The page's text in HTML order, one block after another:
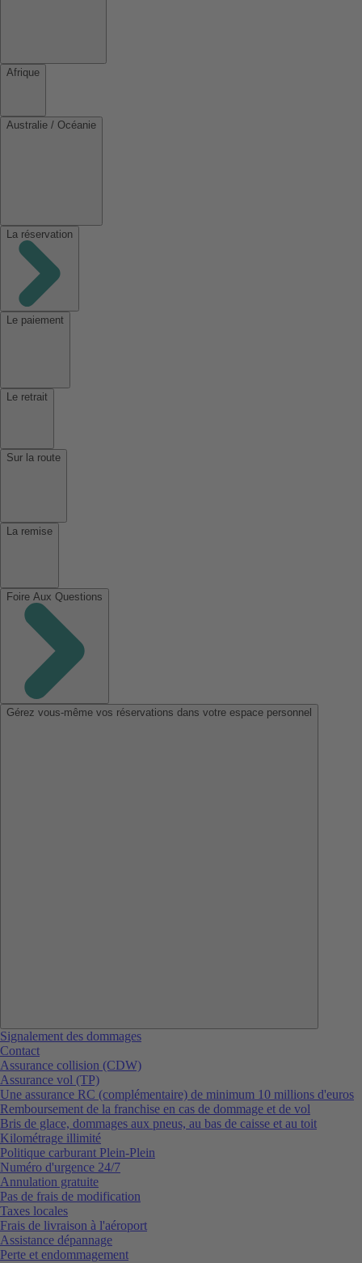
Afrique
Australie / Océanie
La réservation
Le paiement
Le retrait
Sur la route
La remise
Foire Aux Questions
Gérez vous-même vos réservations dans votre espace personnel
Signalement des dommages
Contact
Assurance collision (CDW)
Assurance vol (TP)
Une assurance RC (complémentaire) de minimum 10 millions d'euros
Remboursement de la franchise en cas de dommage et de vol
Bris de glace, dommages aux pneus, au bas de caisse et au toit
Kilométrage illimité
Politique carburant Plein-Plein
Numéro d'urgence 24/7
Annulation gratuite
Pas de frais de modification
Taxes locales
Frais de livraison à l'aéroport
Assistance dépannage
Perte et endommagement